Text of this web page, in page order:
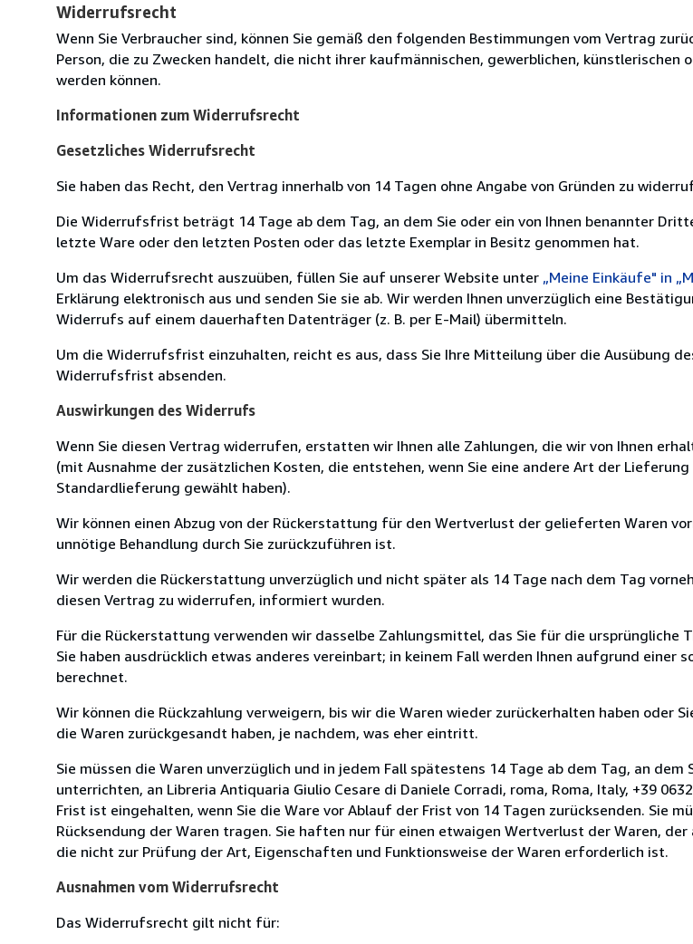
Widerrufsrecht
Wenn Sie Verbraucher sind, können Sie gemäß den folgenden Bestimmungen vom Vertrag
Person, die zu Zwecken handelt, die nicht ihrer kaufmännischen, gewerblichen,
werden können.
Informationen zum Widerrufsrecht
Gesetzliches Widerrufsrecht
Sie haben das Recht, den Vertrag innerhalb von 14 Tagen ohne Angabe von Gründen zu
Die Widerrufsfrist beträgt 14 Tage ab dem Tag, an dem Sie oder ein von Ihnen benannter
letzte Ware oder den letzten Posten oder das letzte Exemplar in Besitz genommen hat.
Um das Widerrufsrecht auszuüben, füllen Sie auf unserer Website unter „Meine Einkäufe" in
Erklärung elektronisch aus und senden Sie sie ab. Wir werden Ihnen unverzüglich eine
Widerrufs auf einem dauerhaften Datenträger (z. B. per E-Mail) übermitteln.
Um die Widerrufsfrist einzuhalten, reicht es aus, dass Sie Ihre Mitteilung über die Ausübung
Widerrufsfrist absenden.
Auswirkungen des Widerrufs
Wenn Sie diesen Vertrag widerrufen, erstatten wir Ihnen alle Zahlungen, die wir von Ihnen
(mit Ausnahme der zusätzlichen Kosten, die entstehen, wenn Sie eine andere Art der
Standardlieferung gewählt haben).
Wir können einen Abzug von der Rückerstattung für den Wertverlust der gelieferten Waren
unnötige Behandlung durch Sie zurückzuführen ist.
Wir werden die Rückerstattung unverzüglich und nicht später als 14 Tage nach dem Tag
diesen Vertrag zu widerrufen, informiert wurden.
Für die Rückerstattung verwenden wir dasselbe Zahlungsmittel, das Sie für die ursprüngliche
Sie haben ausdrücklich etwas anderes vereinbart; in keinem Fall werden Ihnen aufgrund einer
berechnet.
Wir können die Rückzahlung verweigern, bis wir die Waren wieder zurückerhalten haben oder
die Waren zurückgesandt haben, je nachdem, was eher eintritt.
Sie müssen die Waren unverzüglich und in jedem Fall spätestens 14 Tage ab dem Tag, an
unterrichten, an Libreria Antiquaria Giulio Cesare di Daniele Corradi, roma, Roma, Italy, +39
Frist ist eingehalten, wenn Sie die Ware vor Ablauf der Frist von 14 Tagen zurücksenden. Sie
Rücksendung der Waren tragen. Sie haften nur für einen etwaigen Wertverlust der Waren,
die nicht zur Prüfung der Art, Eigenschaften und Funktionsweise der Waren erforderlich ist.
Ausnahmen vom Widerrufsrecht
Das Widerrufsrecht gilt nicht für: